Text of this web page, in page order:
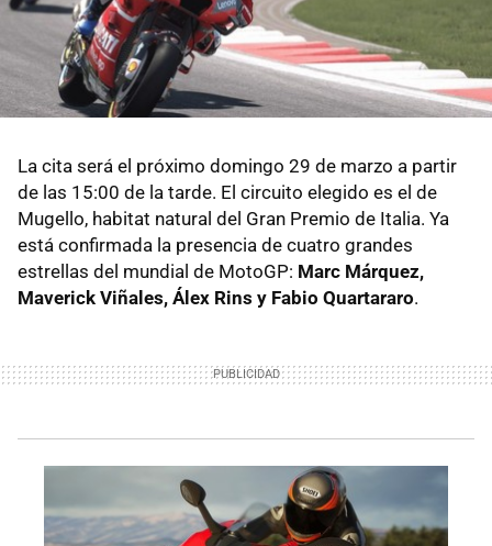
La cita será el próximo domingo 29 de marzo a partir
de las 15:00 de la tarde. El circuito elegido es el de
Mugello, habitat natural del Gran Premio de Italia. Ya
está confirmada la presencia de cuatro grandes
estrellas del mundial de MotoGP: Marc Márquez,
Maverick Viñales, Álex Rins y Fabio Quartararo.